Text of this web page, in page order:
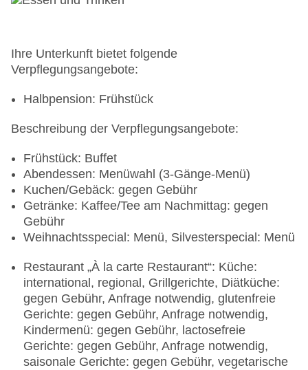
Ihre Unterkunft bietet folgende
Verpflegungsangebote:
Halbpension: Frühstück
Beschreibung der Verpflegungsangebote:
Frühstück: Buffet
Abendessen: Menüwahl (3-Gänge-Menü)
Kuchen/Gebäck: gegen Gebühr
Getränke: Kaffee/Tee am Nachmittag: gegen
Gebühr
Weihnachtsspecial: Menü, Silvesterspecial: Menü
Restaurant „À la carte Restaurant“: Küche:
international, regional, Grillgerichte, Diätküche:
gegen Gebühr, Anfrage notwendig, glutenfreie
Gerichte: gegen Gebühr, Anfrage notwendig,
Kindermenü: gegen Gebühr, lactosefreie
Gerichte: gegen Gebühr, Anfrage notwendig,
saisonale Gerichte: gegen Gebühr, vegetarische